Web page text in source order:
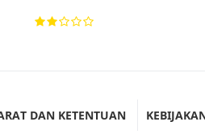
DAN KETENTUAN